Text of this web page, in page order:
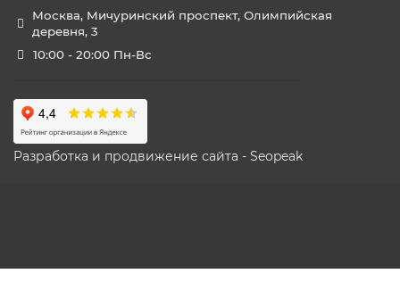
Москва, Мичуринский проспект, Олимпийская
деревня, 3
10:00 - 20:00 Пн-Вс
Разработка и продвижение сайта - Seopeak